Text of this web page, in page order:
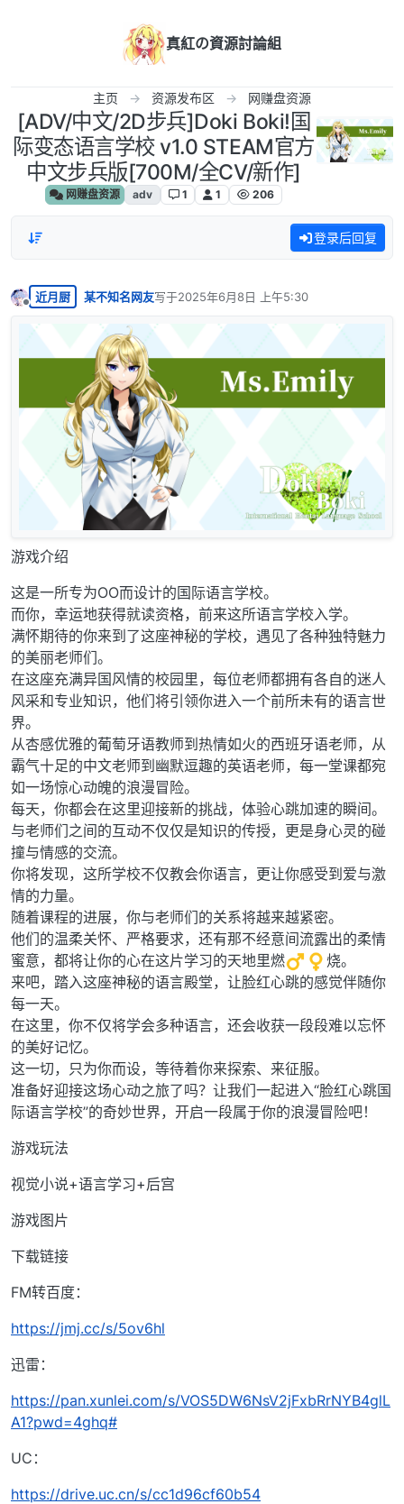
真紅の資源討論組
主页 资源发布区 网赚盘资源
[ADV/中文/2D步兵]Doki Boki!国
际变态语言学校 v1.0 STEAM官方
中文步兵版[700M/全CV/新作]
网赚盘资源 adv 1 1 206
登录后回复
离线
近月厨 某不知名网友写于2025年6月8日 上午5:30
最后由 编辑
游戏介绍
这是一所专为OO而设计的国际语言学校。
而你，幸运地获得就读资格，前来这所语言学校入学。
满怀期待的你来到了这座神秘的学校，遇见了各种独特魅力
的美丽老师们。
在这座充满异国风情的校园里，每位老师都拥有各自的迷人
风采和专业知识，他们将引领你进入一个前所未有的语言世
界。
从杏感优雅的葡萄牙语教师到热情如火的西班牙语老师，从
霸气十足的中文老师到幽默逗趣的英语老师，每一堂课都宛
如一场惊心动魄的浪漫冒险。
每天，你都会在这里迎接新的挑战，体验心跳加速的瞬间。
与老师们之间的互动不仅仅是知识的传授，更是身心灵的碰
撞与情感的交流。
你将发现，这所学校不仅教会你语言，更让你感受到爱与激
情的力量。
随着课程的进展，你与老师们的关系将越来越紧密。
他们的温柔关怀、严格要求，还有那不经意间流露出的柔情
蜜意，都将让你的心在这片学习的天地里燃
烧。
来吧，踏入这座神秘的语言殿堂，让脸红心跳的感觉伴随你
每一天。
在这里，你不仅将学会多种语言，还会收获一段段难以忘怀
的美好记忆。
这一切，只为你而设，等待着你来探索、来征服。
准备好迎接这场心动之旅了吗？让我们一起进入“脸红心跳国
际语言学校”的奇妙世界，开启一段属于你的浪漫冒险吧！
游戏玩法
视觉小说+语言学习+后宫
游戏图片
下载链接
FM转百度：
https://jmj.cc/s/5ov6hl
迅雷：
https://pan.xunlei.com/s/VOS5DW6NsV2jFxbRrNYB4glL
A1?pwd=4ghq#
UC：
https://drive.uc.cn/s/cc1d96cf60b54